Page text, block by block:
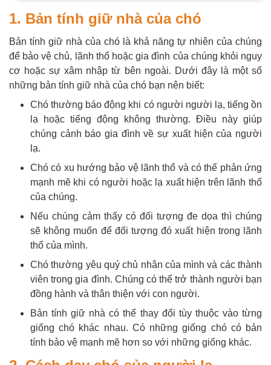
1. Bản tính giữ nhà của chó
Bản tính giữ nhà của chó là khả năng tự nhiên của chúng
để bảo vệ chủ, lãnh thổ hoặc gia đình của chúng khỏi nguy
cơ hoặc sự xâm nhập từ bên ngoài. Dưới đây là một số
những bản tính giữ nhà của chó bạn nên biết:
Chó thường báo động khi có người người lạ, tiếng ồn
lạ hoặc tiếng động không thường. Điều này giúp
chúng cảnh báo gia đình về sự xuất hiện của người
lạ.
Chó có xu hướng bảo vệ lãnh thổ và có thể phản ứng
mạnh mẽ khi có người hoặc lạ xuất hiện trên lãnh thổ
của chúng.
Nếu chúng cảm thấy có đối tượng đe dọa thì chúng
sẽ không muốn để đối tượng đó xuất hiện trong lãnh
thổ của mình.
Chó thường yêu quý chủ nhân của mình và các thành
viên trong gia đình. Chúng có thể trở thành người bạn
đồng hành và thân thiện với con người.
Bản tính giữ nhà có thể thay đổi tùy thuộc vào từng
giống chó khác nhau. Có những giống chó có bản
tính bảo vệ mạnh mẽ hơn so với những giống khác.